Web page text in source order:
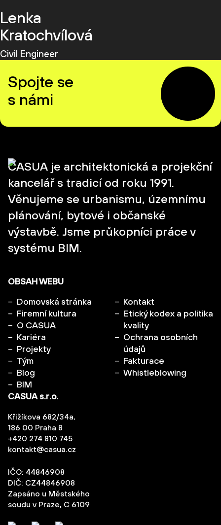
Lenka
Kratochvílová
Civil Engineer
Spojte se
s námi
CASUA je architektonická a projekční
kancelář s tradicí od roku 1991.
Věnujeme se urbanismu, územnímu
plánování, bytové i občanské
výstavbě. Jsme průkopníci práce v
systému BIM.
CASUA s.r.o.
Křižíkova 682/34a,
186 00 Praha 8
+420 274 810 745
kontakt@casua.cz
IČO: 44846908
DIČ: CZ44846908
Zapsáno u Městského
soudu v Praze, C 6109
OBSAH WEBU
Domovská stránka
Firemní kultura
O CASUA
Kariéra
Projekty
Tým
Blog
BIM
Kontakt
Etický kodex a politika
kvality
Ochrana osobních
údajů
Fakturace
Whistleblowing